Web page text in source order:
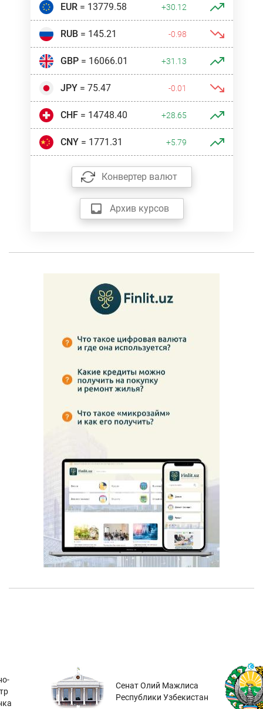
EUR= 13779.58 +30.12
RUB= 145.21 -0.98
GBP= 16066.01 +31.13
JPY= 75.47 -0.01
CHF= 14748.40 +28.65
CNY= 1771.31 +5.79
Конвертер валют
Архив курсов
Сенат Олий Мажлиса
Республики Узбекистан